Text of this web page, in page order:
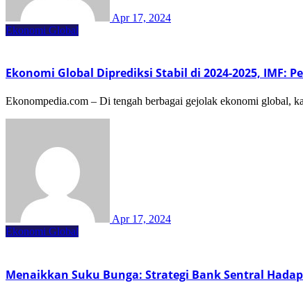
Apr 17, 2024
Ekonomi Global
Ekonomi Global Diprediksi Stabil di 2024-2025, IMF:
Ekonompedia.com – Di tengah berbagai gejolak ekonomi global,
Apr 17, 2024
Ekonomi Global
Menaikkan Suku Bunga: Strategi Bank Sentral